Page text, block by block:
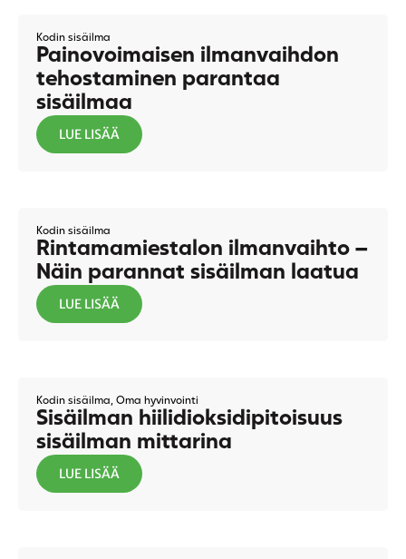
Kodin sisäilma
Painovoimaisen ilmanvaihdon
tehostaminen parantaa
sisäilmaa
LUE LISÄÄ
Kodin sisäilma
Rintamamiestalon ilmanvaihto –
Näin parannat sisäilman laatua
LUE LISÄÄ
Kodin sisäilma, Oma hyvinvointi
Sisäilman hiilidioksidipitoisuus
sisäilman mittarina
LUE LISÄÄ